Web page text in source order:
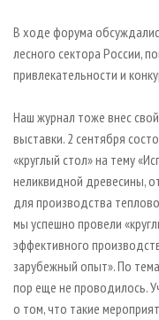
В ходе форума
лесного сектора России,
привлекательности и
Наш журнал тоже внес
выставки. 2 сентября
«круглый стол» на тему
неликвидной древесины,
для производства
мы успешно провели
эффективного
зарубежный опыт». По
пор еще не проводилось.
о том, что такие